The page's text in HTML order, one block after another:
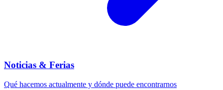
Noticias & Ferias
Qué hacemos actualmente y dónde puede encontrarnos